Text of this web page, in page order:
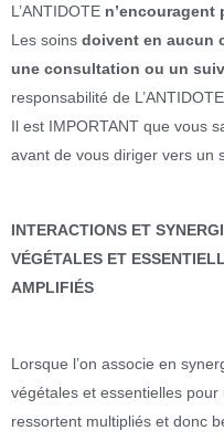
L’ANTIDOTE n’encouragent
Les soins doivent en aucun
une consultation ou un
responsabilité de L’ANTIDOTE.
Il est IMPORTANT que vous
avant de vous diriger vers un
INTERACTIONS ET
VÉGÉTALES ET
AMPLIFIÉS
Lorsque l’on associe en
végétales et essentielles
ressortent multipliés et donc